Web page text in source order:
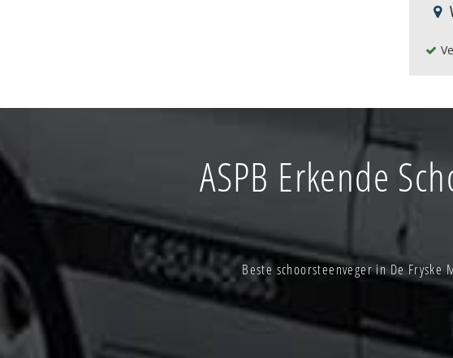
ASPB Erkende
Beste schoorsteenveger in De